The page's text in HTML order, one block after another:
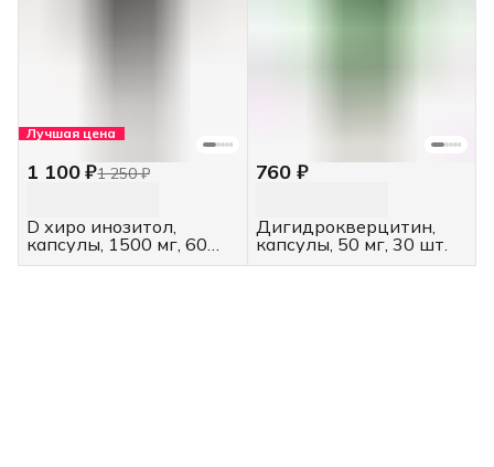
Лучшая цена
1 100 ₽1 250 ₽
D хиро инозитол,
капсулы, 1500 мг, 60
капсул
760 ₽
Дигидрокверцитин,
капсулы, 50 мг, 30 шт.